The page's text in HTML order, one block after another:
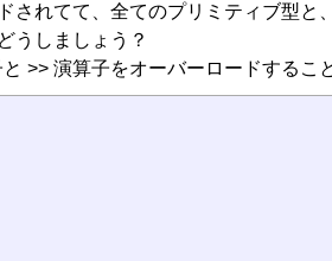
されてて、全てのプリミティブ型と
うしましょう？
>> 演算子をオーバーロードする